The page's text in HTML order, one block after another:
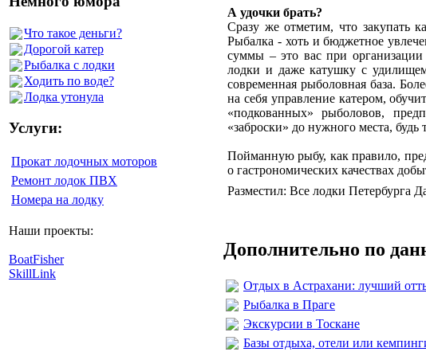
Что такое деньги?
Дорогой катер
Рыбалка с лодки
Ходить по воде?
Лодка утонула
Услуги:
Прокат лодочных моторов
Ремонт лодок ПВХ
Номера на лодку
Наши проекты:
BoatFisher
SkillLink
А удочки брать?
Сразу же отметим, что закупать
Рыбалка - хоть и бюджетное
суммы – это вас при
лодки и даже катушку с
современная рыболовная база.
на себя управление катером,
«подкованных» рыболовов,
«заброски» до нужного места,
Пойманную рыбу, как правило,
о гастрономических качествах
Разместил: Все лодки Петербурга
Дополнительно по
Отдых в Астрахани: лучший
Рыбалка в Праге
Экскурсии в Тоскане
Базы отдыха, отели или